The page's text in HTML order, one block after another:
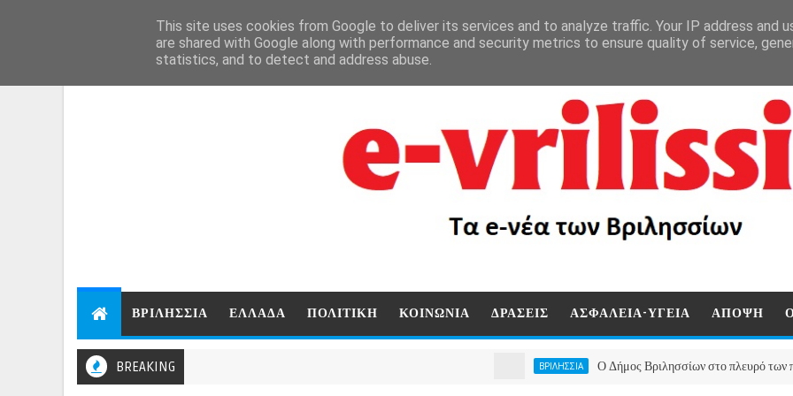
ΒΡΙΛΗΣΣΙΑ ΕΛΛΑΔΑ ΠΟΛΙΤΙΚΗ ΚΟΙΝΩΝΙΑ ΔΡΑΣΕΙΣ ΑΣΦΑΛΕΙΑ-ΥΓΕΙΑ ΑΠΟΨΗ
BREAKING Ο Δήμος Βριλησσίων στο πλευρό των
This site uses cookies from Google to deliver its services and to analyze traffic. Your IP address and
are shared with Google along with performance and security metrics to ensure quality of service,
statistics, and to detect and address abuse.